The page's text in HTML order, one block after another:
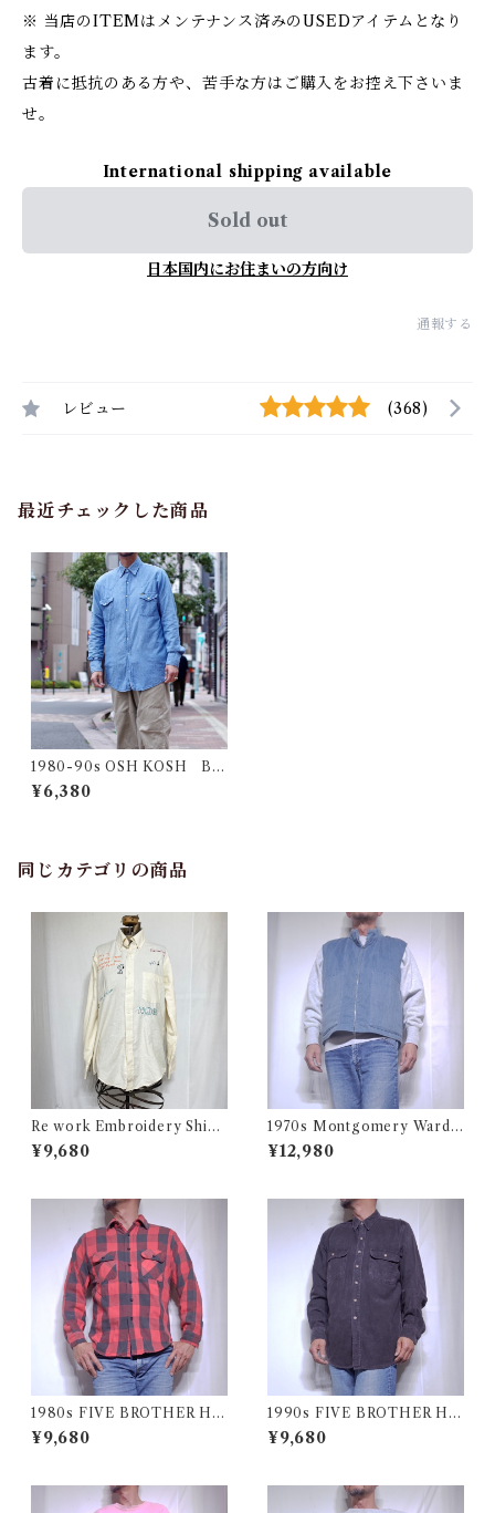
※ 当店のITEMはメンテナンス済みのUSEDアイテムとなり
ます。
古着に抵抗のある方や、苦手な方はご購入をお控え下さいま
せ。
International shipping available
Sold out
日本国内にお住まいの方向け
通報する
レビュー (368)
最近チェックした商品
1980-90s OSH KOSH B'G
OSH Chambray Western S
hirt / アメリカ製 シャンブレ
¥6,380
同じカテゴリの商品
Re work Embroidery Shirt
/ リワーク ハンド刺繍入り シ
ャツ 古着
¥9,680
1970s Montgomery Ward
PUT TOGETHERS Nylon S
ki Vest / 70年代 モンゴメリー
¥12,980
1980s FIVE BROTHER He
avy Flannel Shirt / ブロック
チェック バッファロー ヘビー
¥9,680
1990s FIVE BROTHER He
avy Flannel Shirt CHAMOI
S CLOTH Black USA / ファ
¥9,680